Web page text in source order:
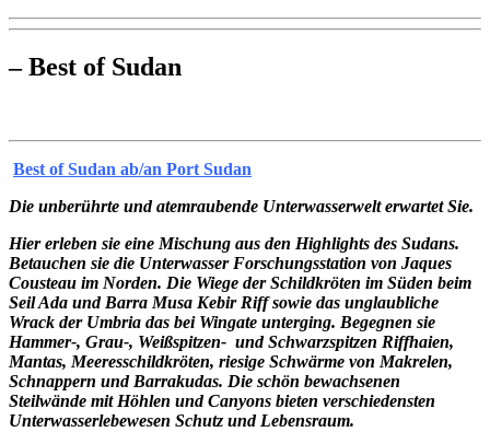
– Best of Sudan
Best of Sudan ab/an Port Sudan
Die unberührte und atemraubende Unterwasserwelt erwartet Sie.
Hier erleben sie eine Mischung aus den Highlights des Sudans.
Betauchen sie die Unterwasser Forschungsstation von Jaques
Cousteau im Norden. Die Wiege der Schildkröten im Süden beim
Seil Ada und Barra Musa Kebir Riff sowie das unglaubliche
Wrack der Umbria das bei Wingate unterging. Begegnen sie
Hammer-, Grau-, Weißspitzen- und Schwarzspitzen Riffhaien,
Mantas, Meeresschildkröten, riesige Schwärme von Makrelen,
Schnappern und Barrakudas. Die schön bewachsenen
Steilwände mit Höhlen und Canyons bieten verschiedensten
Unterwasserlebewesen Schutz und Lebensraum.